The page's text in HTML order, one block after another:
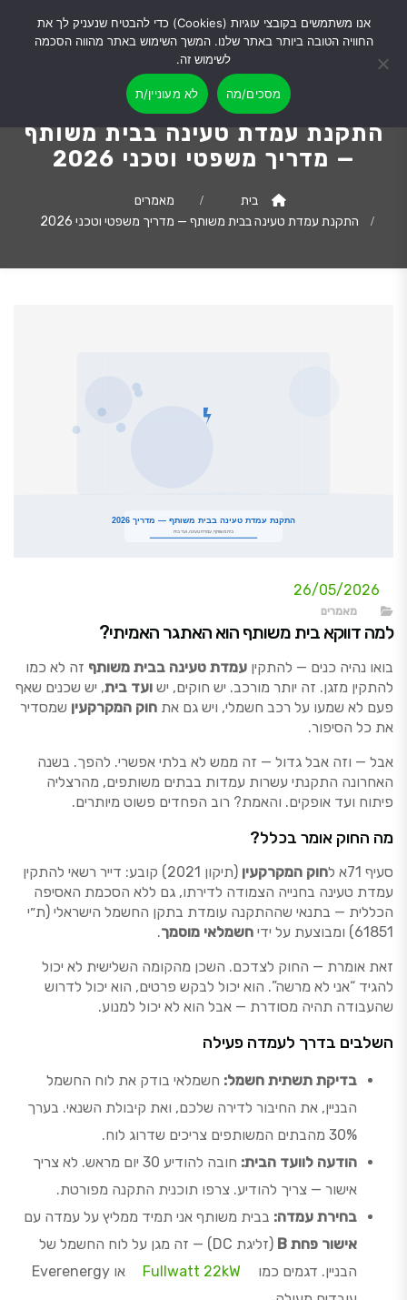
התקנת עמדת טעינה בבית משותף
— מדריך משפטי וטכני 2026
בית
מאמרים
התקנת עמדת טעינה בבית משותף — מדריך משפטי וטכני 2026
26/05/2026
מאמרים
למה דווקא בית משותף הוא האתגר האמיתי?
בואו נהיה כנים — להתקין עמדת טעינה בבית משותף זה לא כמו
להתקין מזגן. זה יותר מורכב. יש חוקים, יש ועד בית, יש שכנים שאף
פעם לא שמעו על רכב חשמלי, ויש גם את חוק המקרקעין שמסדיר
את כל הסיפור.
אבל — וזה אבל גדול — זה ממש לא בלתי אפשרי. להפך. בשנה
האחרונה התקנתי עשרות עמדות בבתים משותפים, מהרצליה
פיתוח ועד אופקים. והאמת? רוב הפחדים פשוט מיותרים.
מה החוק אומר בכלל?
סעיף 71א ל חוק המקרקעין
(תיקון 2021) קובע: דייר רשאי להתקין
עמדת טעינה בחנייה הצמודה לדירתו, גם ללא הסכמת האסיפה
הכללית — בתנאי שההתקנה עומדת בתקן החשמל הישראלי (ת״י
61851) ומבוצעת על ידי
חשמלאי מוסמך.
זאת אומרת — החוק לצדכם. השכן מהקומה השלישית לא יכול
להגיד “אני לא מרשה”. הוא יכול לבקש פרטים, הוא יכול לדרוש
שהעבודה תהיה מסודרת — אבל הוא לא יכול למנוע.
השלבים בדרך לעמדה פעילה
בדיקת תשתית חשמל: חשמלאי בודק את לוח החשמל
הבניין, את החיבור לדירה שלכם, ואת קיבולת השנאי. בערך
30% מהבתים המשותפים צריכים שדרוג לוח.
הודעה לוועד הבית:
חובה להודיע 30 יום מראש. לא צריך
אישור — צריך להודיע. צרפו תוכנית התקנה מפורטת.
בחירת עמדה: בבית משותף אני תמיד ממליץ על עמדה עם
אישור פחת B
(זליגת DC) — זה מגן על לוח החשמל של
הבניין. דגמים כמו
Fullwatt 22kW
או Everenergy
אנו משתמשים בקובצי עוגיות (Cookies) כדי להבטיח שנעניק לך את
החוויה הטובה ביותר באתר שלנו. המשך השימוש באתר מהווה הסכמה
לשימוש זה.
מסכים/מה לא מעוניין/ת